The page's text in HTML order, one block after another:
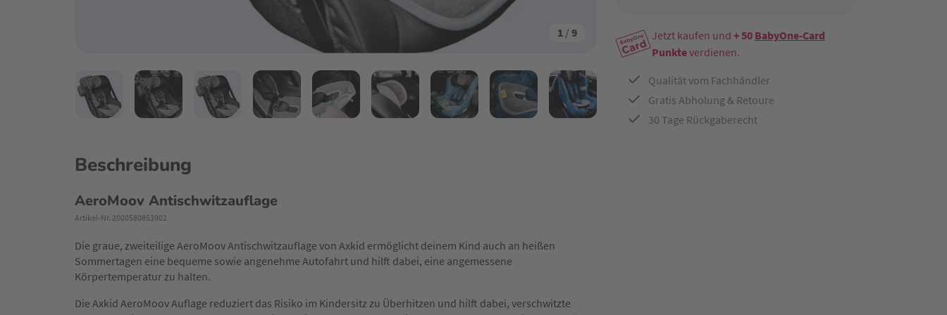
1 /9 Jetzt kaufen und + 50 BabyOne-Card
Punkteverdienen.
Qualität vom Fachhändler
Gratis Abholung & Retoure
30 Tage Rückgaberecht
Beschreibung
AeroMoov Antischwitzauflage
Artikel-Nr. 2000580853902
Die graue, zweiteilige AeroMoov Antischwitzauflage von Axkid ermöglicht deinem Kind auch an heißen
Sommertagen eine bequeme sowie angenehme Autofahrt und hilft dabei, eine angemessene
Körpertemperatur zu halten.
Die Axkid AeroMoov Auflage reduziert das Risiko im Kindersitz zu Überhitzen und hilft dabei, verschwitzte